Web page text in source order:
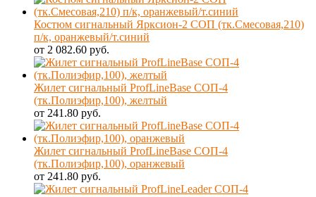
Костюм сигнальный Ярксион-2 СОП (тк.Смесовая,210)
п/к, оранжевый/т.синий
от 2 082.60 руб.
Жилет сигнальный ProfLineBase СОП-4
(тк.Полиэфир,100), желтый
от 241.80 руб.
Жилет сигнальный ProfLineBase СОП-4
(тк.Полиэфир,100), оранжевый
от 241.80 руб.